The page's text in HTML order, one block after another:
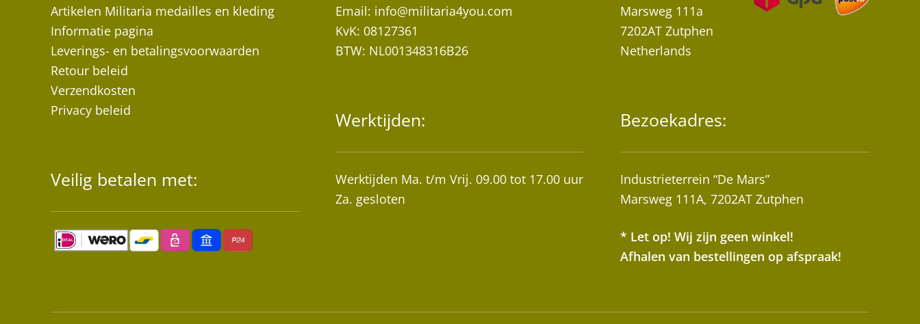
Artikelen Militaria medailles en kleding
Informatie pagina
Leverings- en betalingsvoorwaarden
Retour beleid
Verzendkosten
Privacy beleid
Veilig betalen met:
Email: info@militaria4you.com
KvK: 08127361
BTW: NL001348316B26
Werktijden:
Werktijden Ma. t/m Vrij. 09.00 tot 17.00 uur
Za. gesloten
Marsweg 111a
7202AT Zutphen
Netherlands
Bezoekadres:
Industrieterrein “De Mars”
Marsweg 111A, 7202AT Zutphen
* Let op! Wij zijn geen winkel!
Afhalen van bestellingen op afspraak!